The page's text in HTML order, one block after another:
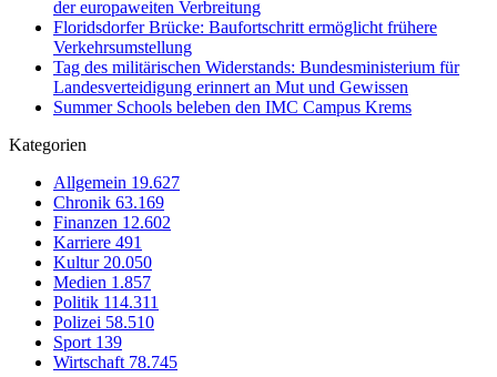
der europaweiten Verbreitung
Floridsdorfer Brücke: Baufortschritt ermöglicht frühere
Verkehrsumstellung
Tag des militärischen Widerstands: Bundesministerium für
Landesverteidigung erinnert an Mut und Gewissen
Summer Schools beleben den IMC Campus Krems
Kategorien
Allgemein 19.627
Chronik 63.169
Finanzen 12.602
Karriere 491
Kultur 20.050
Medien 1.857
Politik 114.311
Polizei 58.510
Sport 139
Wirtschaft 78.745